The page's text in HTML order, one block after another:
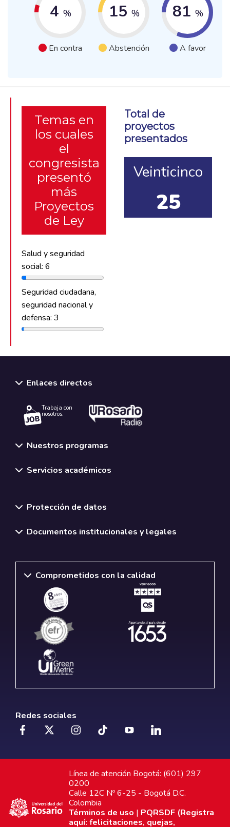
4 %
En contra
15 %
Abstención
81 %
A favor
Temas en
los cuales
el
congresista
presentó
más
Proyectos
de Ley
Salud y seguridad
social: 6
Seguridad ciudadana,
seguridad nacional y
defensa: 3
Total de
proyectos
presentados
Veinticinco
25
Enlaces directos
Trabaja con
nosotros.
Nuestros programas
Servicios académicos
Protección de datos
Documentos institucionales y legales
Comprometidos con la calidad
Redes sociales
Línea de atención Bogotá: (601) 297
0200
Calle 12C Nº 6-25 - Bogotá D.C.
Colombia
Términos de uso | PQRSDF (Registra
aquí: felicitaciones, quejas,